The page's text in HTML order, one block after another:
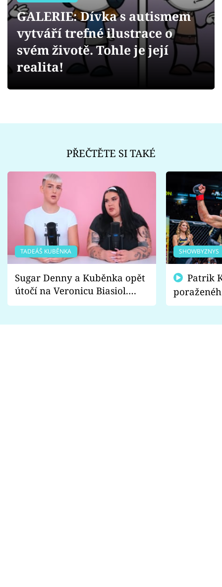
Videa
Sledujte prima+
GALERIE: Dívka s autismem
vytváří trefné ilustrace o
svém životě. Tohle je její
realita!
PŘEČTĚTE SI TAKÉ
TADEÁŠ KUBĚNKA
Sugar Denny a Kuběnka opět
útočí na Veronicu Biasiol.
Proč je podle nich falešná a
SHOWBYZNYS
fanoušci